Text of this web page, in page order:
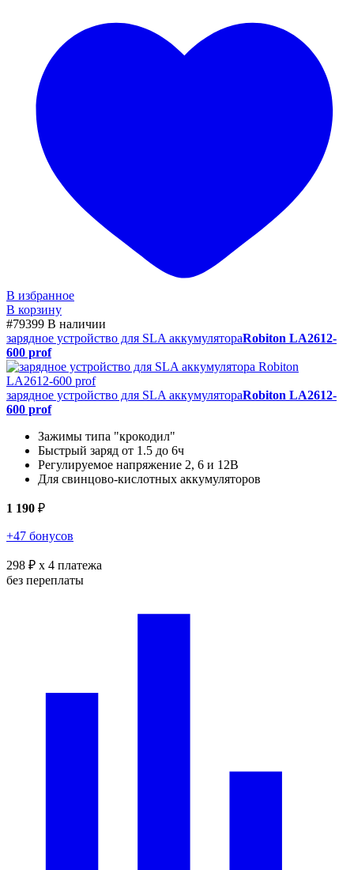
В избранное
В корзину
#79399 В наличии
зарядное устройство для SLA аккумулятораRobiton LA2612-
600 prof
зарядное устройство для SLA аккумулятораRobiton LA2612-
600 prof
Зажимы типа "крокодил"
Быстрый заряд от 1.5 до 6ч
Регулируемое напряжение 2, 6 и 12В
Для свинцово-кислотных аккумуляторов
1 190 ₽
+47 бонусов
298 ₽ x 4 платежа
без переплаты